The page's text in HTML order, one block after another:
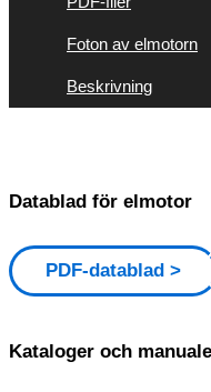
Foton av elmotorn
Beskrivning
Datablad för elmotor
PDF-datablad
Kataloger och